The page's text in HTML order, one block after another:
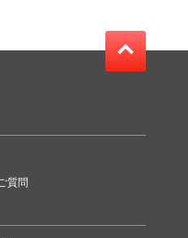
質問